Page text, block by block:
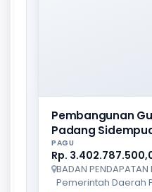
Pembangunan
Padang
PAGU
Rp.
BADAN PENDAPATAN
Pemerintah Daerah